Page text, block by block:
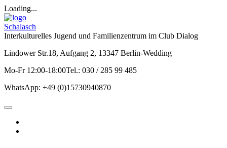
Loading...
Schalasch
Interkulturelles Jugend und Familienzentrum im Club Dialog
Lindower Str.18, Aufgang 2, 13347 Berlin-Wedding
Mo-Fr 12:00-18:00Tel.: 030 / 285 99 485
WhatsApp: +49 (0)15730940870